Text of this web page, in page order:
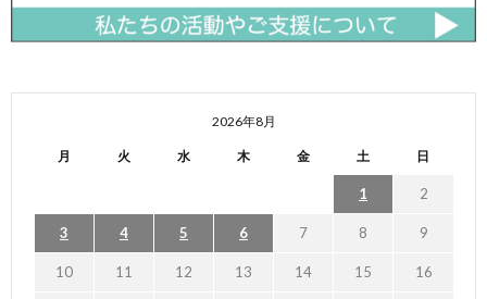
2026年8月
月 火 水 木 金 土 日
1 2
3 4 5 6 7 8 9
10 11 12 13 14 15 16